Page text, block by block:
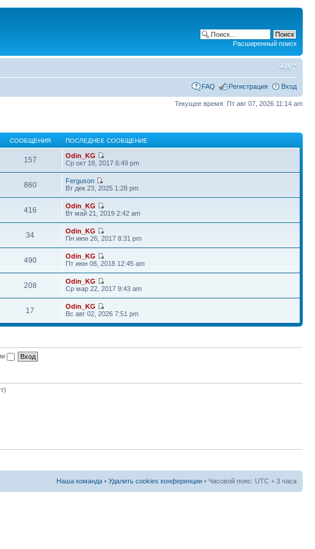
Расширенный поиск
FAQ Регистрация Вход
Текущее время: Пт авг 07, 2026 11:14 am
СООБЩЕНИЯ ПОСЛЕДНЕЕ СООБЩЕНИЕ
157
Odin_KG
Ср окт 18, 2017 6:49 pm
860
Ferguson
Вт дек 23, 2025 1:28 pm
416
Odin_KG
Вт май 21, 2019 2:42 am
34
Odin_KG
Пн июн 26, 2017 8:31 pm
490
Odin_KG
Пт июн 08, 2018 12:45 am
208
Odin_KG
Ср мар 22, 2017 9:43 am
17
Odin_KG
Вс авг 02, 2026 7:51 pm
Наша команда • Удалить cookies конференции • Часовой пояс: UTC + 3 часа